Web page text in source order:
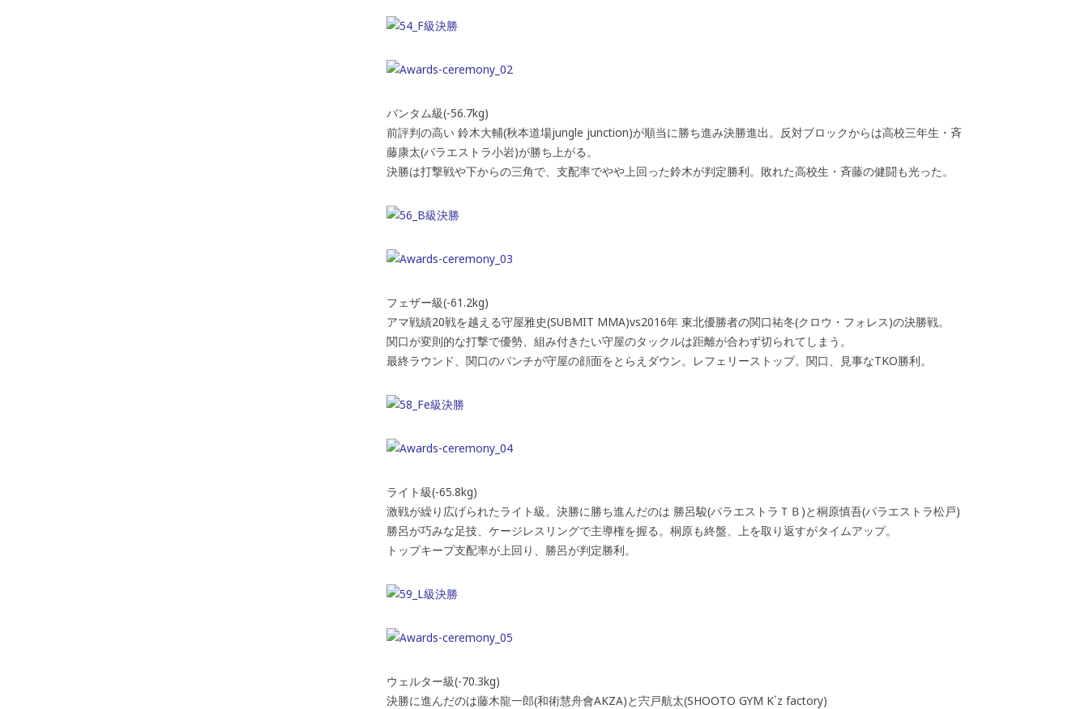
バンタム級(-56.7kg)
前評判の高い 鈴木大輔(秋本道場jungle junction)が順当に勝ち進み決勝進出。反対ブロックからは高校三年生・斉
藤康太(パラエストラ小岩)が勝ち上がる。
決勝は打撃戦や下からの三角で、支配率でやや上回った鈴木が判定勝利。敗れた高校生・斉藤の健闘も光った。
フェザー級(-61.2kg)
アマ戦績20戦を越える守屋雅史(SUBMIT MMA)vs2016年 東北優勝者の関口祐冬(クロウ・フォレス)の決勝戦。
関口が変則的な打撃で優勢、組み付きたい守屋のタックルは距離が合わず切られてしまう。
最終ラウンド、関口のパンチが守屋の顔面をとらえダウン。レフェリーストップ。関口、見事なTKO勝利。
ライト級(-65.8kg)
激戦が繰り広げられたライト級。決勝に勝ち進んだのは 勝呂駿(パラエストラＴＢ)と桐原慎吾(パラエストラ松戸)
勝呂が巧みな足技、ケージレスリングで主導権を握る。桐原も終盤、上を取り返すがタイムアップ。
トップキープ支配率が上回り、勝呂が判定勝利。
ウェルター級(-70.3kg)
決勝に進んだのは藤木龍一郎(和術慧舟會AKZA)と宍戸航太(SHOOTO GYM K´z factory)